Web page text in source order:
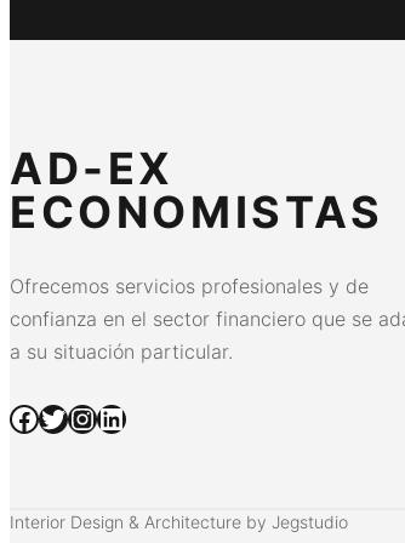
AD-EX
ECONOMISTAS
Ofrecemos servicios profesionales y de
confianza en el sector financiero que se
a su situación particular.
Facebook Twitter InstagramLinkedIn
Interior Design & Architecture by Jegstudio